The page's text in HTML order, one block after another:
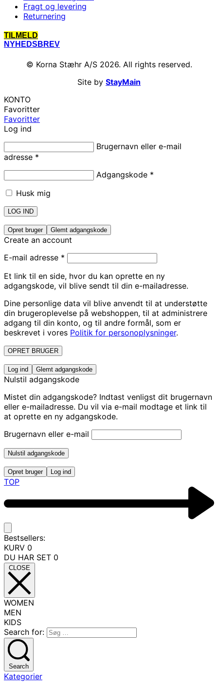
Fragt og levering
Returnering
TILMELD
NYHEDSBREV
© Korna Stæhr A/S 2026. All rights reserved.
Site by StayMain
KONTO
Favoritter
Favoritter
Log ind
Brugernavn eller e-mail
adresse *
Adgangskode *
Husk mig
LOG IND
Opret bruger Glemt adgangskode
Create an account
E-mail adresse *
Et link til en side, hvor du kan oprette en ny
adgangskode, vil blive sendt til din e-mailadresse.
Dine personlige data vil blive anvendt til at understøtte
din brugeroplevelse på webshoppen, til at administrere
adgang til din konto, og til andre formål, som er
beskrevet i vores Politik for personoplysninger.
OPRET BRUGER
Log ind Glemt adgangskode
Nulstil adgangskode
Mistet din adgangskode? Indtast venligst dit brugernavn
eller e-mailadresse. Du vil via e-mail modtage et link til
at oprette en ny adgangskode.
Brugernavn eller e-mail
Nulstil adgangskode
Opret bruger Log ind
TOP
Bestsellers:
KURV 0
DU HAR SET 0
CLOSE
WOMEN
MEN
KIDS
Search for:
Search
Kategorier